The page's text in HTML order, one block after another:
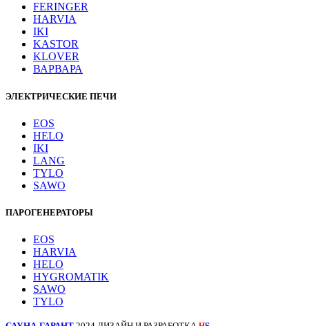
FERINGER
HARVIA
IKI
KASTOR
KLOVER
ВАРВАРА
ЭЛЕКТРИЧЕСКИЕ ПЕЧИ
EOS
HELO
IKI
LANG
TYLO
SAWO
ПАРОГЕНЕРАТОРЫ
EOS
HARVIA
HELO
HYGROMATIK
SAWO
TYLO